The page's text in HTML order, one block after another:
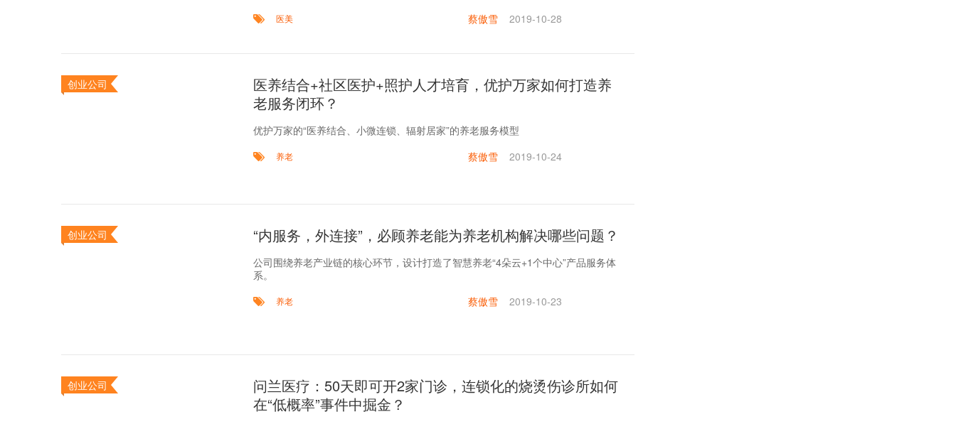
医美 蔡傲雪 2019-10-28
创业公司
医养结合+社区医护+照护人才培育，优护万家如何打造养
老服务闭环？
优护万家的“医养结合、小微连锁、辐射居家”的养老服务模型
养老 蔡傲雪 2019-10-24
创业公司 “内服务，外连接”，必顾养老能为养老机构解决哪些问题？
公司围绕养老产业链的核心环节，设计打造了智慧养老“4朵云+1个中心”产品服务体
系。
养老 蔡傲雪 2019-10-23
创业公司
问兰医疗：50天即可开2家门诊，连锁化的烧烫伤诊所如何
在“低概率”事件中掘金？